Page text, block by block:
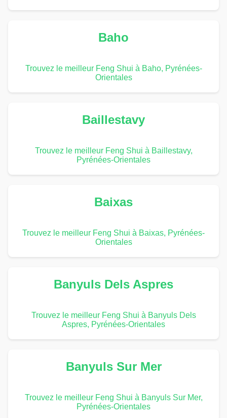
Baho
Trouvez le meilleur Feng Shui à Baho, Pyrénées-
Orientales
Baillestavy
Trouvez le meilleur Feng Shui à Baillestavy,
Pyrénées-Orientales
Baixas
Trouvez le meilleur Feng Shui à Baixas, Pyrénées-
Orientales
Banyuls Dels Aspres
Trouvez le meilleur Feng Shui à Banyuls Dels
Aspres, Pyrénées-Orientales
Banyuls Sur Mer
Trouvez le meilleur Feng Shui à Banyuls Sur Mer,
Pyrénées-Orientales